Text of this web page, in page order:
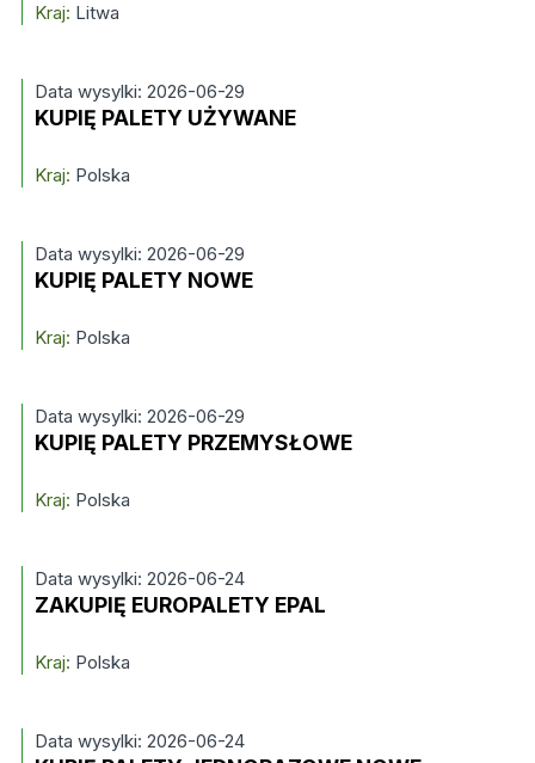
Kraj: Litwa
Data wysylki: 2026-06-29
KUPIĘ PALETY UŻYWANE
Kraj: Polska
Data wysylki: 2026-06-29
KUPIĘ PALETY NOWE
Kraj: Polska
Data wysylki: 2026-06-29
KUPIĘ PALETY PRZEMYSŁOWE
Kraj: Polska
Data wysylki: 2026-06-24
ZAKUPIĘ EUROPALETY EPAL
Kraj: Polska
Data wysylki: 2026-06-24